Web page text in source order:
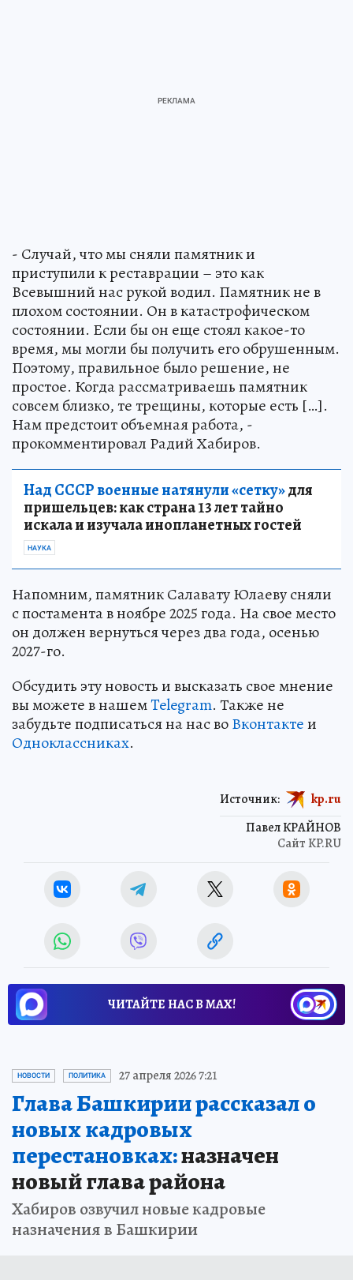
- Случай, что мы сняли памятник и
приступили к реставрации – это как
Всевышний нас рукой водил. Памятник не в
плохом состоянии. Он в катастрофическом
состоянии. Если бы он еще стоял какое-то
время, мы могли бы получить его обрушенным.
Поэтому, правильное было решение, не
простое. Когда рассматриваешь памятник
совсем близко, те трещины, которые есть […].
Нам предстоит объемная работа, -
прокомментировал Радий Хабиров.
Над СССР военные натянули «сетку»для
пришельцев: как страна 13 лет тайно
искала и изучала инопланетных гостей
НАУКА
Напомним, памятник Салавату Юлаеву сняли
с постамента в ноябре 2025 года. На свое место
он должен вернуться через два года, осенью
2027-го.
Обсудить эту новость и высказать свое мнение
вы можете в нашемTelegram. Также не
забудьте подписаться на нас воВконтактеи
Одноклассниках.
Павел КРАЙНОВ
Сайт KP.RU
Источник: kp.ru
ЧИТАЙТЕ НАС В МАХ!
НОВОСТИ ПОЛИТИКА 27 апреля 2026 7:21
Глава Башкирии рассказал о
новых кадровых
перестановках:назначен
новый глава района
Хабиров озвучил новые кадровые
назначения в Башкирии